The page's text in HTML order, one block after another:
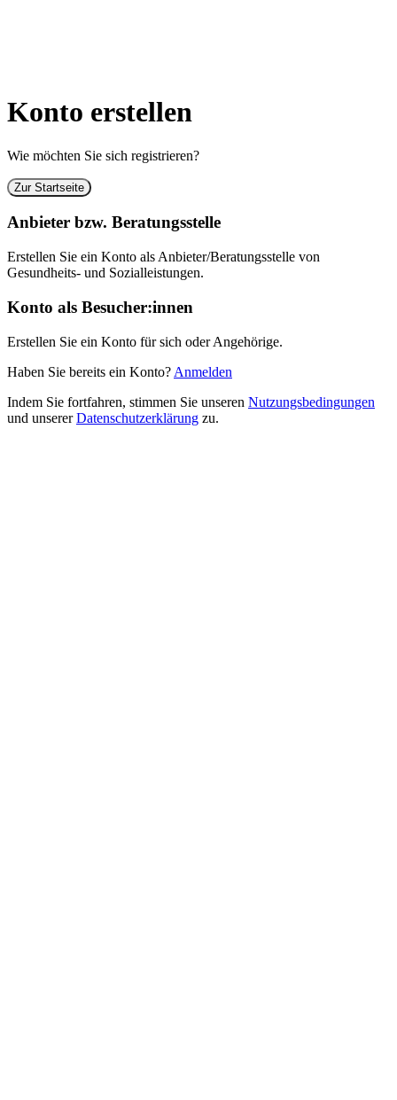
Konto erstellen
Wie möchten Sie sich registrieren?
Zur Startseite
Anbieter bzw. Beratungsstelle
Erstellen Sie ein Konto als Anbieter/Beratungsstelle von
Gesundheits- und Sozialleistungen.
Konto als Besucher:innen
Erstellen Sie ein Konto für sich oder Angehörige.
Haben Sie bereits ein Konto? Anmelden
Indem Sie fortfahren, stimmen Sie unseren Nutzungsbedingungen
und unsererDatenschutzerklärung zu.